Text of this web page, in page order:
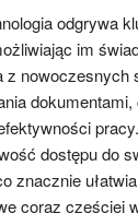
odgrywa
im
z
dostępu do
znacznie
coraz częściej